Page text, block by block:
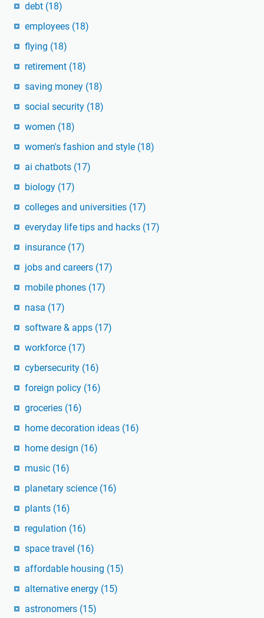
debt (18)
employees (18)
flying (18)
retirement (18)
saving money (18)
social security (18)
women (18)
women's fashion and style (18)
ai chatbots (17)
biology (17)
colleges and universities (17)
everyday life tips and hacks (17)
insurance (17)
jobs and careers (17)
mobile phones (17)
nasa (17)
software & apps (17)
workforce (17)
cybersecurity (16)
foreign policy (16)
groceries (16)
home decoration ideas (16)
home design (16)
music (16)
planetary science (16)
plants (16)
regulation (16)
space travel (16)
affordable housing (15)
alternative energy (15)
astronomers (15)